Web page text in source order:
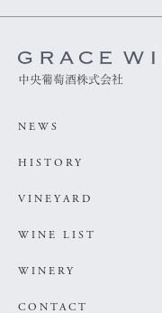
中央葡萄酒株式会社
NEWS
HISTORY
VINEYARD
WINE LIST
WINERY
CONTACT